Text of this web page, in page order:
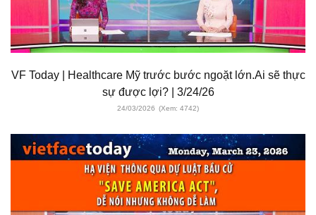
VF Today | Healthcare Mỹ trước bước ngoặt lớn.Ai sẽ thực
sự được lợi? | 3/24/26
24/03/2026 (Xem: 4742)